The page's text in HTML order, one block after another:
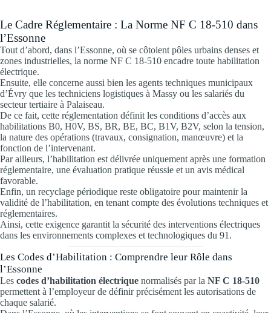
Le Cadre Réglementaire : La Norme NF C 18-510 dans
l’Essonne
Tout d’abord, dans l’Essonne, où se côtoient pôles urbains denses et
zones industrielles, la norme NF C 18-510 encadre toute habilitation
électrique.
Ensuite, elle concerne aussi bien les agents techniques municipaux
d’Évry que les techniciens logistiques à Massy ou les salariés du
secteur tertiaire à Palaiseau.
De ce fait, cette réglementation définit les conditions d’accès aux
habilitations B0, H0V, BS, BR, BE, BC, B1V, B2V, selon la tension,
la nature des opérations (travaux, consignation, manœuvre) et la
fonction de l’intervenant.
Par ailleurs, l’habilitation est délivrée uniquement après une formation
réglementaire, une évaluation pratique réussie et un avis médical
favorable.
Enfin, un recyclage périodique reste obligatoire pour maintenir la
validité de l’habilitation, en tenant compte des évolutions techniques et
réglementaires.
Ainsi, cette exigence garantit la sécurité des interventions électriques
dans les environnements complexes et technologiques du 91.
Les Codes d’Habilitation : Comprendre leur Rôle dans
l’Essonne
Les codes d’habilitation électrique normalisés par la NF C 18-510
permettent à l’employeur de définir précisément les autorisations de
chaque salarié.